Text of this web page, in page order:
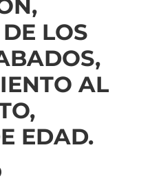
LOS
AL
EDAD.